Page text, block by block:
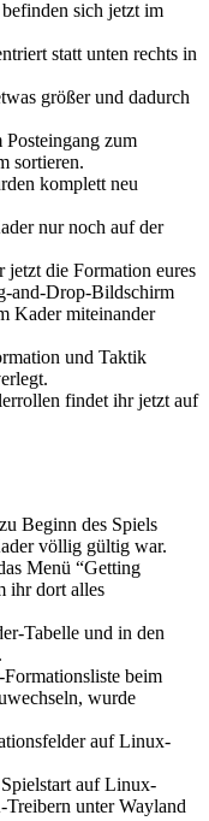
sich jetzt im
statt unten rechts in
größer und dadurch
zum
sortieren.
komplett neu
nur noch auf der
die Formation eures
and-Drop-Bildschirm
Kader miteinander
und Taktik
findet ihr jetzt auf
Beginn des Spiels
völlig gültig war.
Menü “Getting
ihr dort alles
Tabelle und in den
beim
wurde
auf Linux-
auf Linux-
unter Wayland